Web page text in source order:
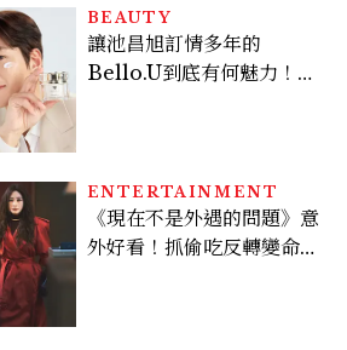
BEAUTY
讓池昌旭訂情多年的
Bello.U到底有何魅力！揭
倦感，超神！
ENTERTAINMENT
《現在不是外遇的問題》意
外好看！抓偷吃反轉變命